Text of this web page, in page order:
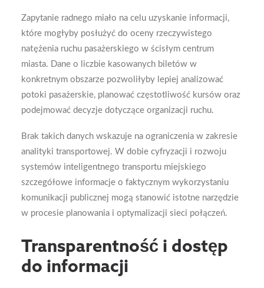
Zapytanie radnego miało na celu uzyskanie informacji,
które mogłyby posłużyć do oceny rzeczywistego
natężenia ruchu pasażerskiego w ścisłym centrum
miasta. Dane o liczbie kasowanych biletów w
konkretnym obszarze pozwoliłyby lepiej analizować
potoki pasażerskie, planować częstotliwość kursów oraz
podejmować decyzje dotyczące organizacji ruchu.
Brak takich danych wskazuje na ograniczenia w zakresie
analityki transportowej. W dobie cyfryzacji i rozwoju
systemów inteligentnego transportu miejskiego
szczegółowe informacje o faktycznym wykorzystaniu
komunikacji publicznej mogą stanowić istotne narzędzie
w procesie planowania i optymalizacji sieci połączeń.
Transparentność i dostęp
do informacji